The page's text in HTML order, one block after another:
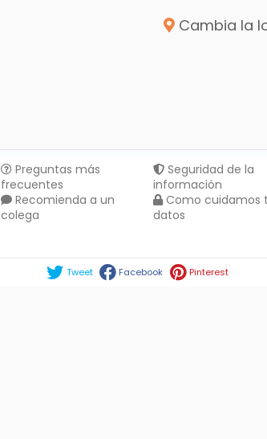
Cambia la
Preguntas más
frecuentes
Recomienda a un
colega
Seguridad de la
información
Como cuidamos
datos
Tweet Facebook Pinterest